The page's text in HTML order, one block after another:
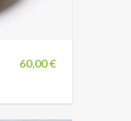
60,00 €